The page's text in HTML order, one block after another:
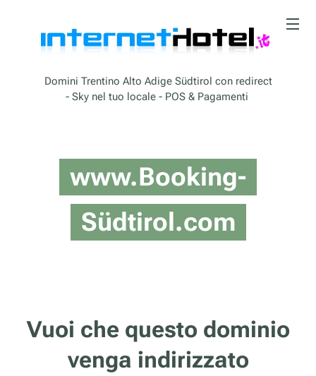
Domini Trentino Alto Adige Südtirol con redirect
- Sky nel tuo locale - POS & Pagamenti
www.Booking-
Südtirol.com
Vuoi che questo dominio
venga indirizzato